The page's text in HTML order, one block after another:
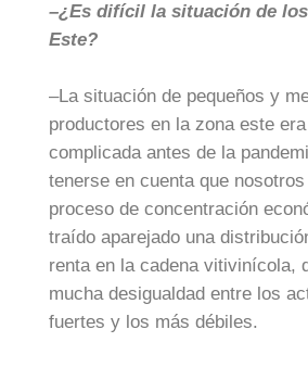
–¿Es difícil la situación de
Este?
–La situación de pequeños y
productores en la zona este
complicada antes de la
tenerse en cuenta que
proceso de concentración
traído aparejado una
renta en la cadena vitivinícola,
mucha desigualdad entre los
fuertes y los más débiles.